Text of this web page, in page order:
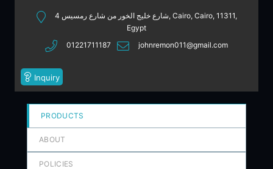
of
4 شارع خليج الخور من شارع رمسيس, Cairo, Cairo, 11311,
Egypt
01221711187
johnremon011@gmail.com
Inquiry
PRODUCTS
ABOUT
POLICIES